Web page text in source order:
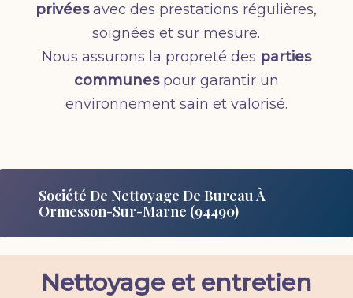
privéesavec des prestations régulières,
soignées et sur mesure.
Nous assurons la propreté des parties
communespour garantir un
environnement sain et valorisé.
Société De Nettoyage De Bureau À
Ormesson-Sur-Marne (94490)
Nettoyage et entretien